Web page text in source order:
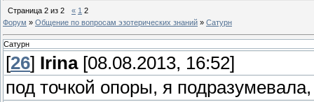
Страница 2 из 2 « 1 2
Форум » Общение по вопросам эзотерических знаний » Сатурн
Сатурн
[26] Irina[08.08.2013, 16:52]
под точкой опоры, я